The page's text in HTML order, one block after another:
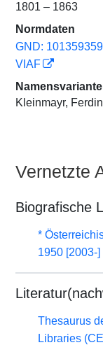
1801 – 1863
Normdaten
GND:
VIAF
Kleinmayr,
Vernetzte
Biografische
*
1950 [2003-]
Thesaurus
Libraries